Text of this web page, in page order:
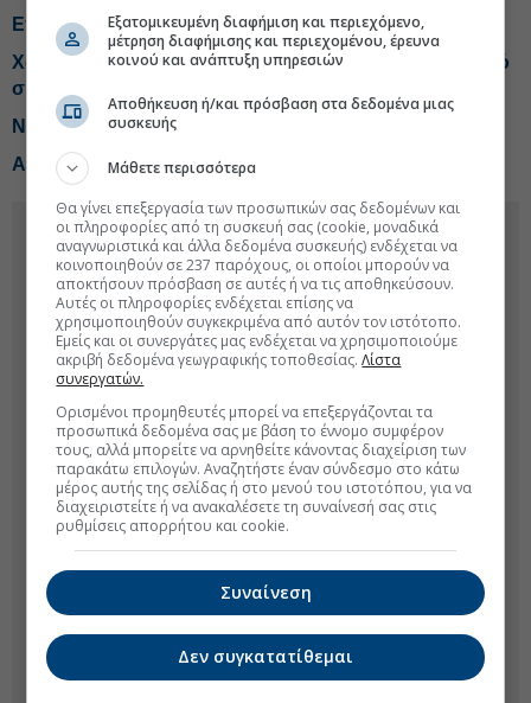
Επέστρεψε δασμούς $100 δισ. η κυβέρνηση Τραμπ
Χαμηλότερους δασμούς εξασφάλισε η Ινδία έπειτα από
συνομιλίες με τις ΗΠΑ
Νέα απόπειρα Τραμπ για απόλυση της Λίζα Κουκ
Αρνητική έκπληξη στις ΗΠΑ για τις θέσεις εργασίας
Εξατομικευμένη διαφήμιση και περιεχόμενο,
μέτρηση διαφήμισης και περιεχομένου, έρευνα
κοινού και ανάπτυξη υπηρεσιών
Αποθήκευση ή/και πρόσβαση στα δεδομένα μιας
συσκευής
Μάθετε περισσότερα
Θα γίνει επεξεργασία των προσωπικών σας δεδομένων και
οι πληροφορίες από τη συσκευή σας (cookie, μοναδικά
αναγνωριστικά και άλλα δεδομένα συσκευής) ενδέχεται να
κοινοποιηθούν σε 237 παρόχους, οι οποίοι μπορούν να
αποκτήσουν πρόσβαση σε αυτές ή να τις αποθηκεύσουν.
Αυτές οι πληροφορίες ενδέχεται επίσης να
χρησιμοποιηθούν συγκεκριμένα από αυτόν τον ιστότοπο.
Εμείς και οι συνεργάτες μας ενδέχεται να χρησιμοποιούμε
ακριβή δεδομένα γεωγραφικής τοποθεσίας.Λίστα
συνεργατών.
Ορισμένοι προμηθευτές μπορεί να επεξεργάζονται τα
προσωπικά δεδομένα σας με βάση το έννομο συμφέρον
τους, αλλά μπορείτε να αρνηθείτε κάνοντας διαχείριση των
παρακάτω επιλογών. Αναζητήστε έναν σύνδεσμο στο κάτω
μέρος αυτής της σελίδας ή στο μενού του ιστοτόπου, για να
διαχειριστείτε ή να ανακαλέσετε τη συναίνεσή σας στις
ρυθμίσεις απορρήτου και cookie.
Συναίνεση
Δεν συγκατατίθεμαι